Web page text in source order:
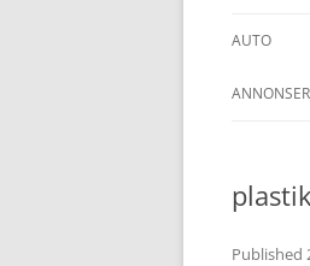
AUTO
PADANGOS
ANNONSER
Published